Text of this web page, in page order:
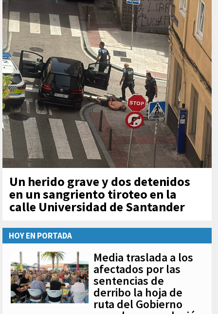
Un herido grave y dos detenidos
en un sangriento tiroteo en la
calle Universidad de Santander
HOY EN PORTADA
Media traslada a los
afectados por las
sentencias de
derribo la hoja de
ruta del Gobierno